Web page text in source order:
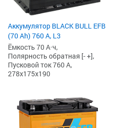
Аккумулятор BLACK BULL EFB
(70 Ah) 760 А, L3
Ёмкость 70 А·ч,
Полярность обратная [- +],
Пусковой ток 760 А,
278x175x190